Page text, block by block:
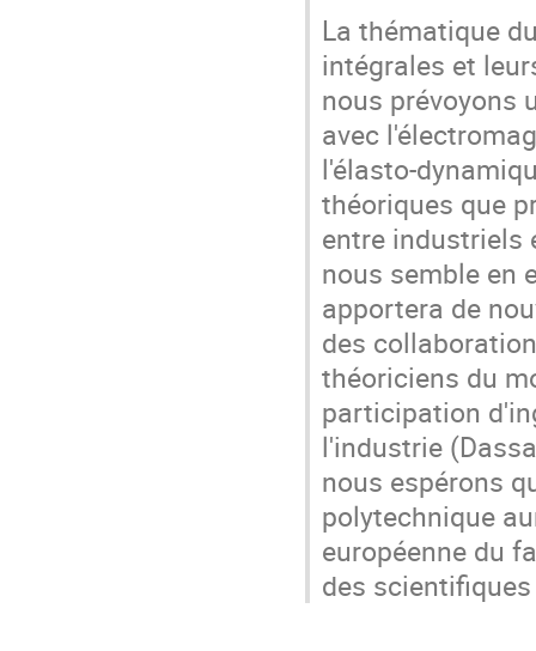
La thématique
intégrales et
nous prévoyons
avec
l'élasto-
théoriques que
entre industriels
nous semble en
apportera de
des
théoriciens du
participation
l'industrie
nous espérons
polytechnique
européenne du
des